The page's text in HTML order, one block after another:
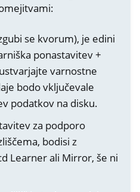
se kvorum), je edini
ponastavitev +
varnostne
bodo vključevale
podatkov na disku.
za podporo
bodisi z
Learner ali Mirror, še ni